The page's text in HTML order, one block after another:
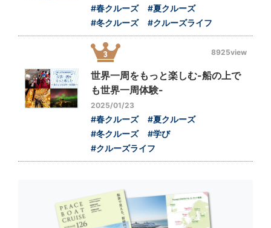
#春クルーズ
#夏クルーズ
#冬クルーズ
#クルーズライフ
8925view
世界一周をもっと楽しむ-船の上で
も世界一周体験-
2025/01/23
#春クルーズ
#夏クルーズ
#冬クルーズ
#学び
#クルーズライフ